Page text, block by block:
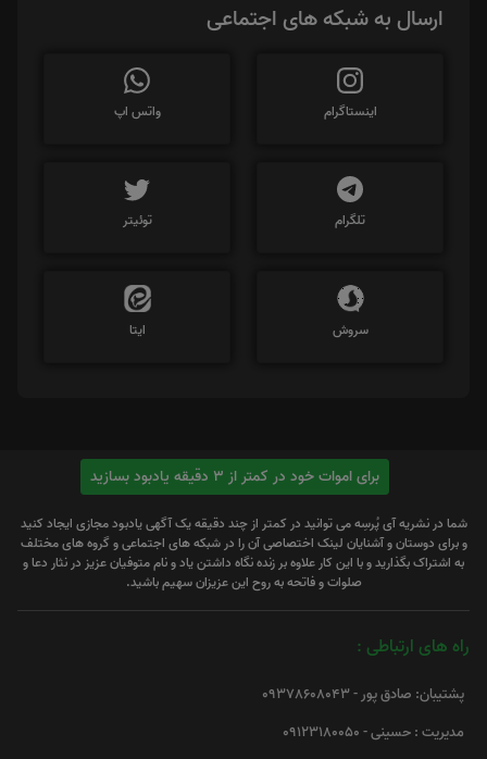
ارسال به شبکه های اجتماعی
اینستاگرام واتس اپ
تلگرام توئیتر
سروش ایتا
برای اموات خود در کمتر از 3 دقیقه یادبود بسازید
شما در نشریه آی پُرسِه می توانید در کمتر از چند دقیقه یک آگهی یادبود مجازی ایجاد کنید
و برای دوستان و آشنایان لینک اختصاصی آن را در شبکه های اجتماعی و گروه های مختلف
به اشتراک بگذارید و با این کار علاوه بر زنده نگاه داشتن یاد و نام متوفیان عزیز در نثار دعا و
صلوات و فاتحه به روح این عزیزان سهیم باشید.
راه های ارتباطی :
پشتیبان: صادق پور - 09378608043
مدیریت : حسینی - 09123180050